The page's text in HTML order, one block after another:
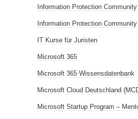
Information Protection Community
Information Protection Community
IT Kurse für Juristen
Microsoft 365
Microsoft 365 Wissensdatenbank
Microsoft Cloud Deutschland
Microsoft Startup Program –